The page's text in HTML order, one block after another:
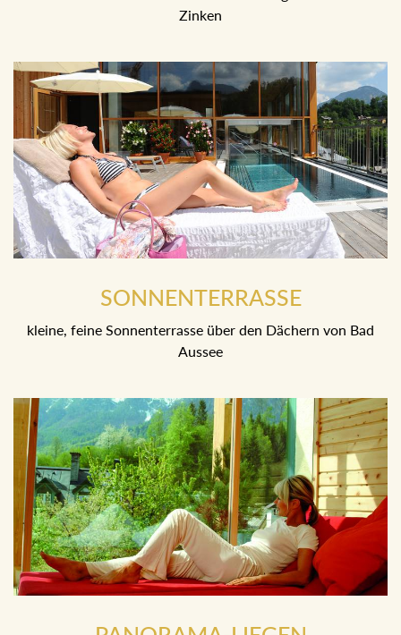
Zinken
SONNENTERRASSE
kleine, feine Sonnenterrasse über den Dächern von Bad
Aussee